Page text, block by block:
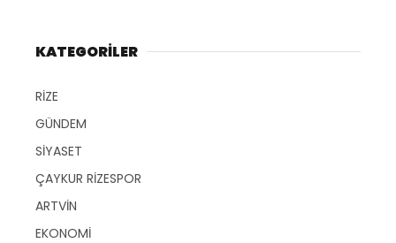
KATEGORİLER
RİZE
GÜNDEM
SİYASET
ÇAYKUR RİZESPOR
ARTVİN
EKONOMİ